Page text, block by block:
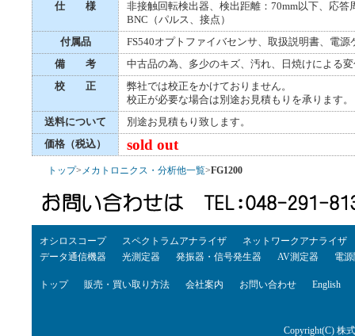
仕 様
非接触回転検出器、検出距離：70mm以下、応
BNC（パルス、接点）
付属品
FS540オプトファイバセンサ、取扱説明書、電源
備 考
中古品の為、多少のキズ、汚れ、日焼けによる
校 正
弊社では校正をかけておりません。
校正が必要な場合は別途お見積もりを承ります。
送料について
別途お見積もり致します。
価格（税込）
sold out
トップ> メカトロニクス・分析他一覧>FG1200
オシロスコープ スペクトラムアナライザ
ネットワークアナライザ
データ通信機器
光測定器 発振器・信号発生器 AV測定器 電
トップ 販売・買い取り方法 会社案内 お問い合わせ English
Copyright(C) 株